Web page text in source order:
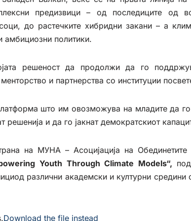
предизвици – од последиците од
до растечките хибридни закани – а
амбициозни политики.
решеност да продолжи да го
и партнерства со институции
што им овозможува на младите да го
решенија и да го јакнат демократскиот
на МУНА – Асоцијација на
Youth Through Climate Models“,
различни академски и културни
Download the file instead